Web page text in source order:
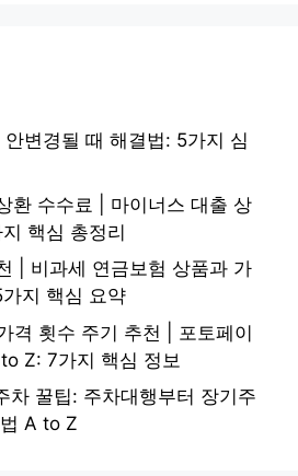
변경될 때 해결법: 5가지 심
환 수수료 | 마이너스 대출 상
핵심 총정리
| 비과세 연금보험 상품과 가
지 핵심 요약
격 횟수 주기 추천 | 포토페이
Z: 7가지 핵심 정보
차 꿀팁: 주차대행부터 장기주
A to Z